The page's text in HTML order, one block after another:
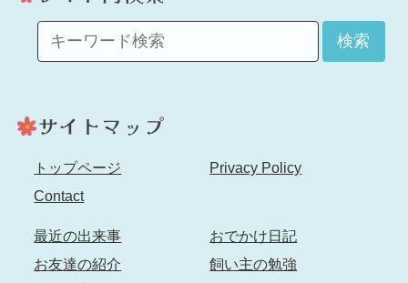
検索
トップページ
Privacy Policy
Contact
最近の出来事
おでかけ日記
お友達の紹介
飼い主の勉強